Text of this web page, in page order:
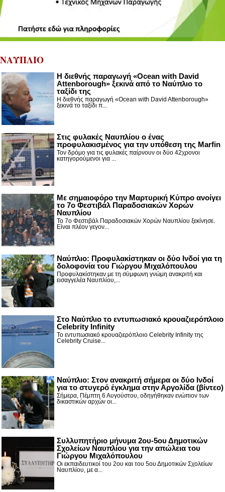
ΝΑΥΠΛΙΟ
Η διεθνής παραγωγή «Ocean with David
Attenborough» ξεκινά από το Ναύπλιο το
ταξίδι της
Η διεθνής παραγωγή «Ocean with David Attenborough»
ξεκινά το ταξίδι π...
Στις φυλακές Ναυπλίου ο ένας
προφυλακισμένος για την υπόθεση της Marfin
Τον δρόμο για τις φυλακές παίρνουν οι δύο 42χρονοι
κατηγορούμενοι για ...
Με σημαιοφόρο την Μαρτυρική Κύπρο ανοίγει
το 7ο Φεστιβάλ Παραδοσιακών Χορών
Ναυπλίου
Το 7ο Φεστιβάλ Παραδοσιακών Χορών Ναυπλίου ξεκίνησε.
Είναι πλέον γεγον...
Ναύπλιο: Προφυλακίστηκαν οι δύο Ινδοί για τη
δολοφονία του Γιώργου Μιχαλόπουλου
Προφυλακίστηκαν με τη σύμφωνη γνώμη ανακριτή και
εισαγγελέα Ναυπλίου,...
Στο Ναύπλιο το εντυπωσιακό κρουαζιερόπλοιο
Celebrity Infinity
Το εντυπωσιακό κρουαζιερόπλοιο Celebrity Infinity της
Celebrity Cruise...
Nαύπλιο: Στον ανακριτή σήμερα οι δύο Ινδοί
για το στυγερό έγκλημα στην Αργολίδα (βίντεο)
Σήμερα, Πέμπτη 6 Αυγούστου, οδηγήθηκαν ενώπιον των
δικαστικών αρχών οι...
Συλλυπητήριο μήνυμα 2ου-5ου Δημοτικών
Σχολείων Ναυπλίου για την απώλεια του
Γιώργου Μιχαλόπουλου
Οι εκπαιδευτικοί του 2ου και του 5ου Δημοτικών Σχολείων
Ναυπλίου, με α...